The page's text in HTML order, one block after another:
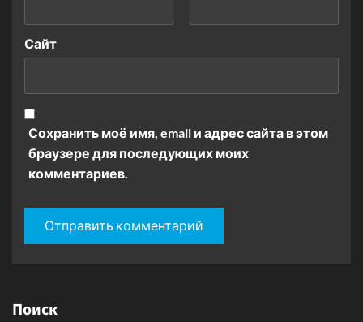
Сайт
Сохранить моё имя, email и адрес сайта в этом
браузере для последующих моих
комментариев.
Поиск